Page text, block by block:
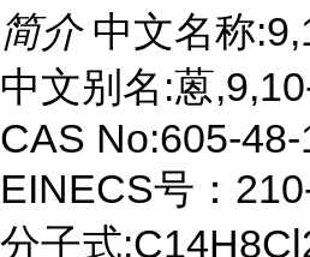
简介 中文名称
中文别名:蒽
CAS No:605-48-
EINECS号：
分子式